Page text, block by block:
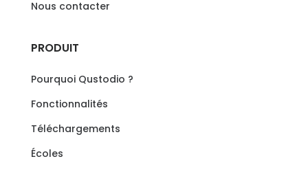
Nous contacter
PRODUIT
Pourquoi Qustodio ?
Fonctionnalités
Téléchargements
Écoles